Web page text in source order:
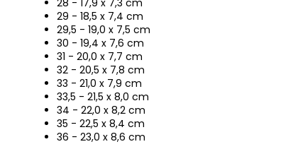
28 - 17,9 x 7,3 cm
29 - 18,5 x 7,4 cm
29,5 - 19,0 x 7,5 cm
30 - 19,4 x 7,6 cm
31 - 20,0 x 7,7 cm
32 - 20,5 x 7,8 cm
33 - 21,0 x 7,9 cm
33,5 - 21,5 x 8,0 cm
34 - 22,0 x 8,2 cm
35 - 22,5 x 8,4 cm
36 - 23,0 x 8,6 cm